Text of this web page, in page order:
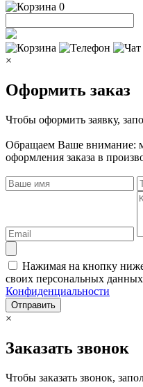
0
×
Оформить заказ
Чтобы оформить заявку,
Обращаем Ваше внимание:
оформления заказа в
Нажимая на кнопку
своих персональных данных
Конфиденциальности
Отправить
×
Заказать звонок
Чтобы заказать звонок,